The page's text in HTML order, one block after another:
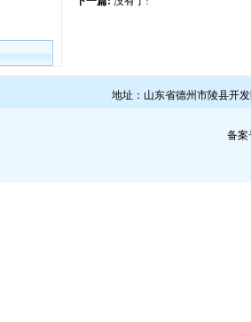
地址：山东省德州市陵县开发
备